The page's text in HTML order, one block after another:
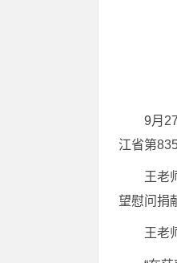
9月
江省第
王老
望慰问捐
王老